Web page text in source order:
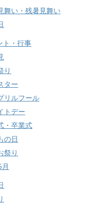
舞い・残暑見舞い
ト・行事
り
ター
リルフール
トデー
・卒業式
の日
祭り
月